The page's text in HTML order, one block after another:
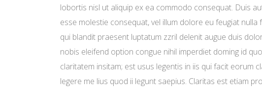
lobortis nisl ut aliquip ex ea commodo consequat. Duis
esse molestie consequat, vel illum dolore eu feugiat
qui blandit praesent luptatum zzril delenit augue duis
nobis eleifend option congue nihil imperdiet doming id
claritatem insitam; est usus legentis in iis qui facit eorum
legere me lius quod ii legunt saepius. Claritas est etiam